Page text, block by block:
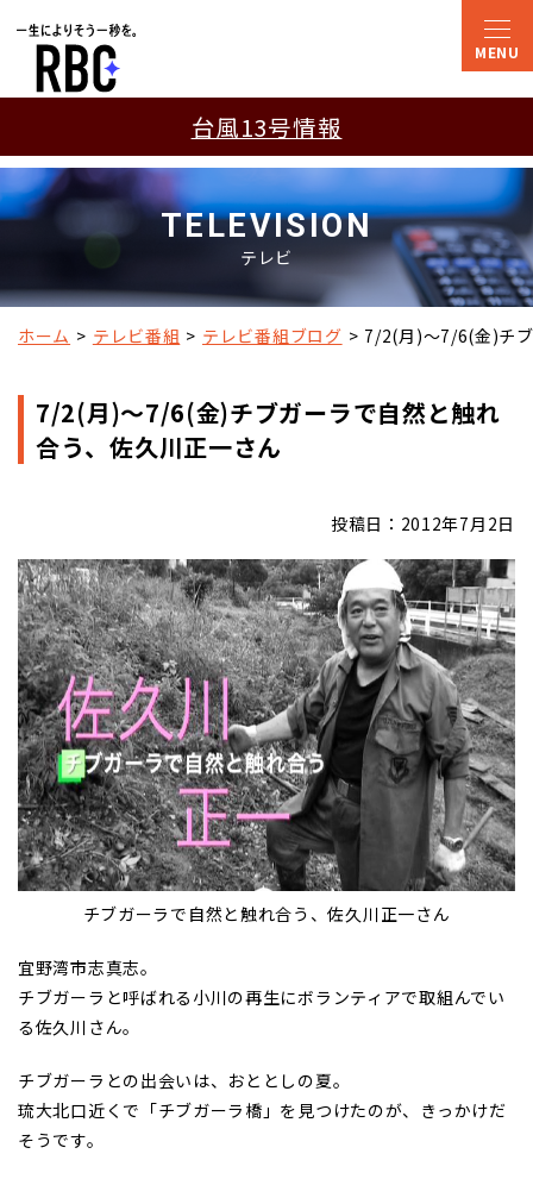
台風13号情報
TELEVISION
テレビ
ホーム テレビ番組 テレビ番組ブログ 7/2(月)～7/6(金)チ
7/2(月)～7/6(金)チブガーラで自然と触れ
合う、佐久川正一さん
投稿日：2012年7月2日
チブガーラで自然と触れ合う、佐久川正一さん
宜野湾市志真志。
チブガーラと呼ばれる小川の再生にボランティアで取組んでい
る佐久川さん。
チブガーラとの出会いは、おととしの夏。
琉大北口近くで「チブガーラ橋」を見つけたのが、きっかけだ
そうです。